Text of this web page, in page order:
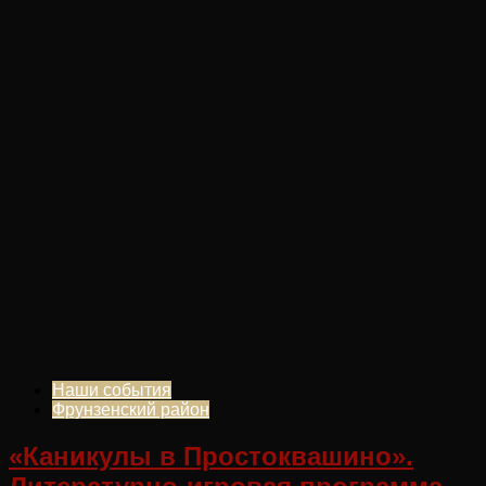
Наши события
Фрунзенский район
«Каникулы в Простоквашино».